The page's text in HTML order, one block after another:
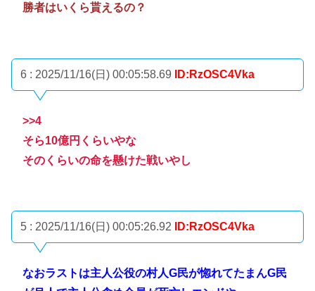
勝者はいくら貰えるの？
6 : 2025/11/16(日) 00:05:58.69 ID:RzOSC4Vka
>>4
そら10億円くらいやな
そのくらいの命を懸けた戦いやし
5 : 2025/11/16(日) 00:05:26.92 ID:RzOSC4Vka
なおラストは主人公役の村人G民が惚れてたまんG民